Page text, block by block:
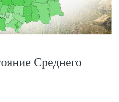
Среднего